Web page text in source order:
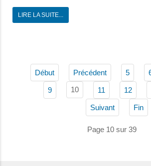
LIRE LA SUITE...
Début Précédent 5
9 10 11 12
Suivant Fin
Page 10 sur 39